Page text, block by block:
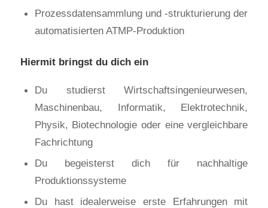
Prozessdatensammlung und -strukturierung der
automatisierten ATMP-Produktion
Hiermit bringst du dich ein
Du studierst Wirtschaftsingenieurwesen,
Maschinenbau, Informatik, Elektrotechnik,
Physik, Biotechnologie oder eine vergleichbare
Fachrichtung
Du begeisterst dich für nachhaltige
Produktionssysteme
Du hast idealerweise erste Erfahrungen mit